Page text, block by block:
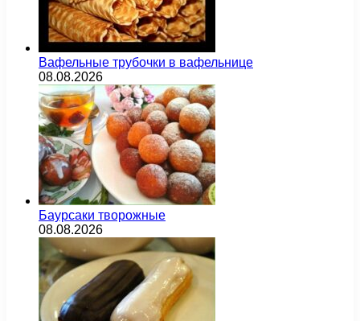
Вафельные трубочки в вафельнице
08.08.2026
Баурсаки творожные
08.08.2026